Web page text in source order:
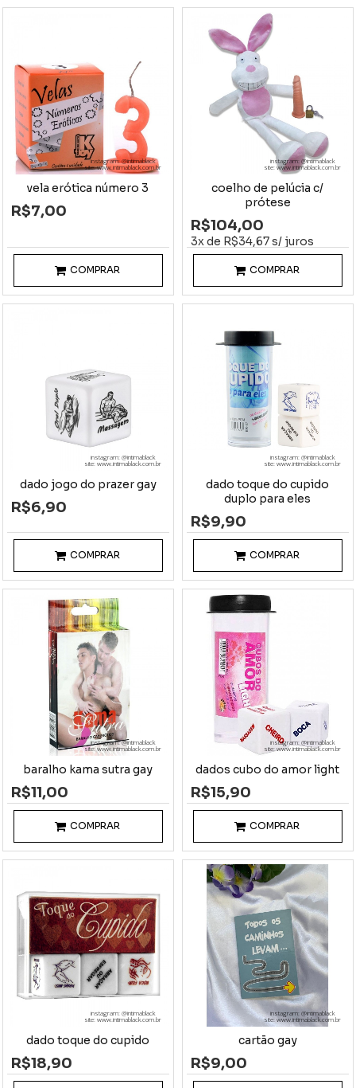
instagram: @intimablack
site: www.intimablack.com.br
vela erótica número 3
R$7,00
COMPRAR
instagram: @intimablack
site: www.intimablack.com.br
coelho de pelúcia c/
prótese
R$104,00
3x de R$34,67 s/ juros
COMPRAR
instagram: @intimablack
site: www.intimablack.com.br
dado jogo do prazer gay
R$6,90
COMPRAR
instagram: @intimablack
site: www.intimablack.com.br
dado toque do cupido
duplo para eles
R$9,90
COMPRAR
instagram: @intimablack
site: www.intimablack.com.br
baralho kama sutra gay
R$11,00
COMPRAR
instagram: @intimablack
site: www.intimablack.com.br
dados cubo do amor light
R$15,90
COMPRAR
instagram: @intimablack
site: www.intimablack.com.br
dado toque do cupido
R$18,90
instagram: @intimablack
site: www.intimablack.com.br
cartão gay
R$9,00